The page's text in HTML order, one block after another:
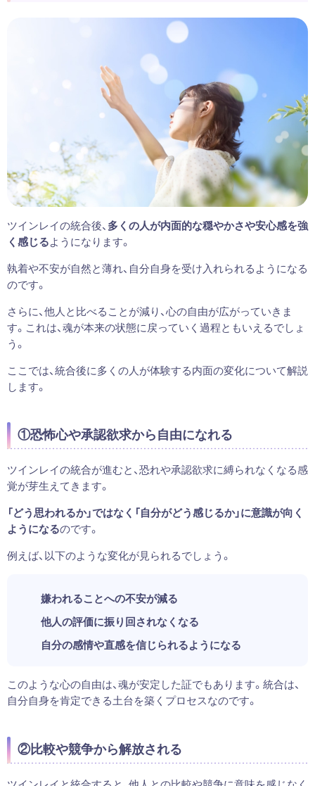
ツインレイの統合後、多くの人が内面的な穏やかさや安心感を強
く感じるようになります。
執着や不安が自然と薄れ、自分自身を受け入れられるようになる
のです。
さらに、他人と比べることが減り、心の自由が広がっていきま
す。これは、魂が本来の状態に戻っていく過程ともいえるでしょ
う。
ここでは、統合後に多くの人が体験する内面の変化について解説
します。
①恐怖心や承認欲求から自由になれる
ツインレイの統合が進むと、恐れや承認欲求に縛られなくなる感
覚が芽生えてきます。
「どう思われるか」ではなく「自分がどう感じるか」に意識が向く
ようになるのです。
例えば、以下のような変化が見られるでしょう。
嫌われることへの不安が減る
他人の評価に振り回されなくなる
自分の感情や直感を信じられるようになる
このような心の自由は、魂が安定した証でもあります。統合は、
自分自身を肯定できる土台を築くプロセスなのです。
②比較や競争から解放される